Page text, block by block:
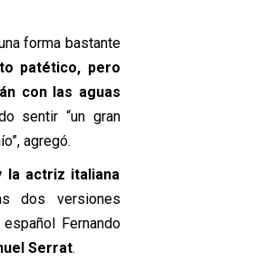
forma bastante
patético, pero
con las aguas
sentir “un gran
agregó.
actriz italiana
dos versiones
Fernando
Serrat.